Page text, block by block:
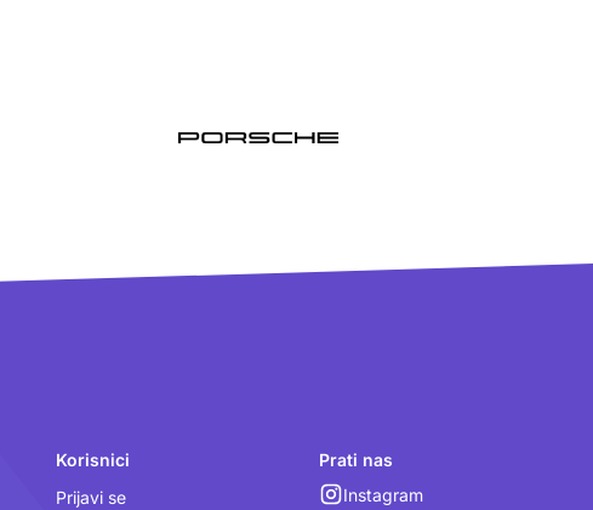
Korisnici
Prijavi se
Prati nas
Instagram